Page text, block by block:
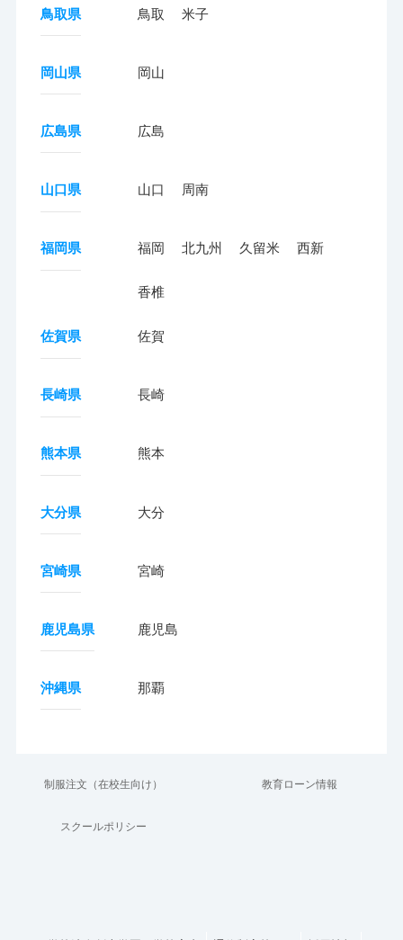
鳥取県 鳥取 米子
岡山県 岡山
広島県 広島
山口県 山口 周南
福岡県 福岡 北九州 久留米 西新
香椎
佐賀県 佐賀
長崎県 長崎
熊本県 熊本
大分県 大分
宮崎県 宮崎
鹿児島県 鹿児島
沖縄県 那覇
制服注文（在校生向け） 教育ローン情報
スクールポリシー